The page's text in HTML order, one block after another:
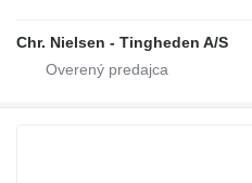
Chr. Nielsen - Tingheden A/S